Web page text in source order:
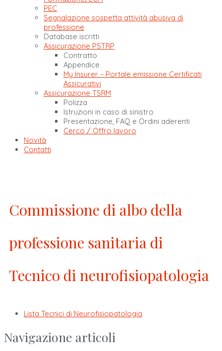
PEC
Segnalazione sospetta attività abusiva di
professione
Database iscritti
Assicurazione PSTRP
Contratto
Appendice
My Insurer – Portale emissione Certificati
Assicurativi
Assicurazione TSRM
Polizza
Istruzioni in caso di sinistro
Presentazione, FAQ e Ordini aderenti
Cerco / Offro lavoro
Novità
Contatti
Commissione di albo della
professione sanitaria di
Tecnico di neurofisiopatologia
Lista Tecnici di Neurofisiopatologia
Navigazione articoli